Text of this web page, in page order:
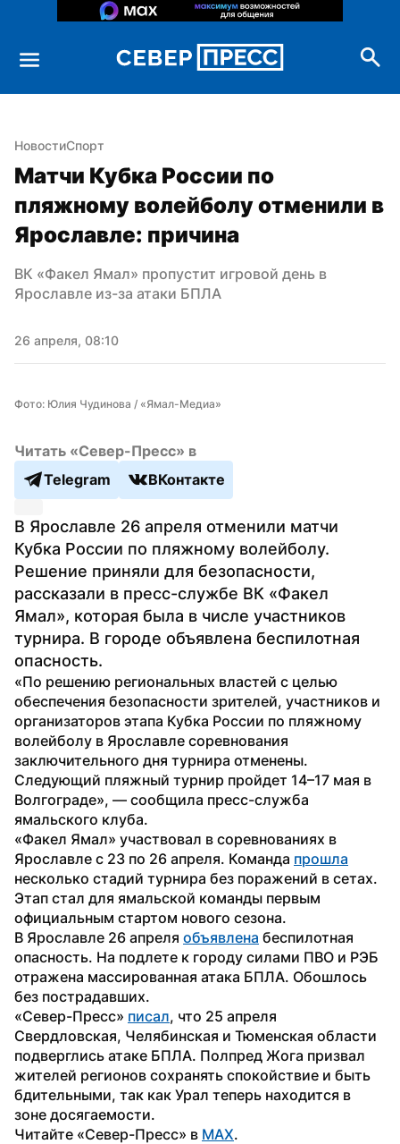
НовостиСпорт
Матчи Кубка России по
пляжному волейболу отменили в
Ярославле: причина
ВК «Факел Ямал» пропустит игровой день в
Ярославле из-за атаки БПЛА
26 апреля, 08:10
Фото: Юлия Чудинова / «Ямал-Медиа»
Читать «Север-Пресс» в
Telegram
ВКонтакте
В Ярославле 26 апреля отменили матчи
Кубка России по пляжному волейболу.
Решение приняли для безопасности,
рассказали в пресс-службе ВК «Факел
Ямал», которая была в числе участников
турнира. В городе объявлена беспилотная
опасность.
«По решению региональных властей с целью
обеспечения безопасности зрителей, участников и
организаторов этапа Кубка России по пляжному
волейболу в Ярославле соревнования
заключительного дня турнира отменены.
Следующий пляжный турнир пройдет 14–17 мая в
Волгограде», — сообщила пресс-служба
ямальского клуба.
«Факел Ямал» участвовал в соревнованиях в
Ярославле с 23 по 26 апреля. Команда прошла
несколько стадий турнира без поражений в сетах.
Этап стал для ямальской команды первым
официальным стартом нового сезона.
В Ярославле 26 апреля объявлена беспилотная
опасность. На подлете к городу силами ПВО и РЭБ
отражена массированная атака БПЛА. Обошлось
без пострадавших.
«Север-Пресс» писал, что 25 апреля
Свердловская, Челябинская и Тюменская области
подверглись атаке БПЛА. Полпред Жога призвал
жителей регионов сохранять спокойствие и быть
бдительными, так как Урал теперь находится в
зоне досягаемости.
Читайте «Север-Пресс» в MAX.